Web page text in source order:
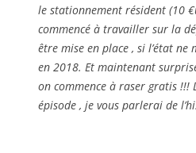
le stationnement résident (10
commencé à travailler sur la
être mise en place , si l’état
en 2018. Et maintenant
on commence à raser gratis !!!
épisode , je vous parlerai de